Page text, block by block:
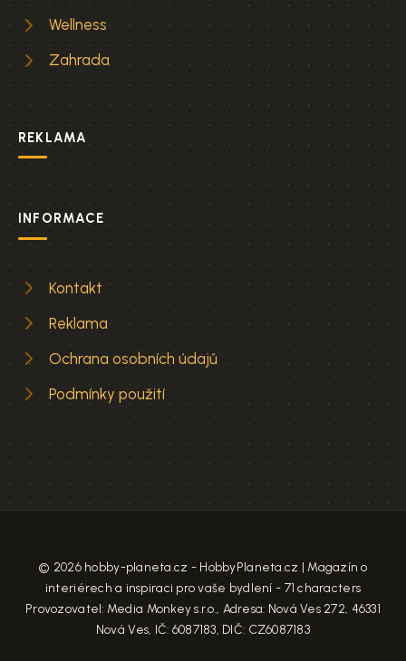
Wellness
Zahrada
REKLAMA
INFORMACE
Kontakt
Reklama
Ochrana osobních údajů
Podmínky použití
© 2026 hobby-planeta.cz - HobbyPlaneta.cz | Magazín o
interiérech a inspiraci pro vaše bydlení - 71 characters
Provozovatel: Media Monkey s.r.o., Adresa: Nová Ves 272, 46331
Nová Ves, IČ: 6087183, DIČ: CZ6087183